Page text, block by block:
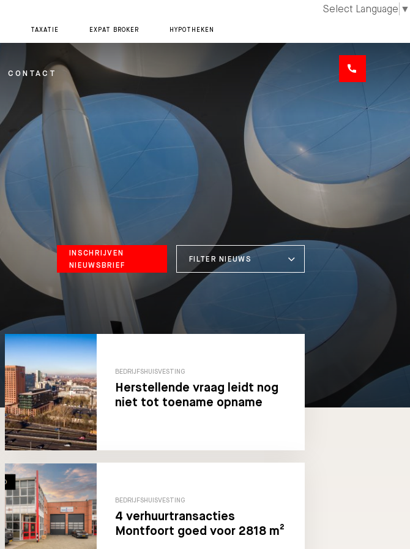
Select Language ▼
TAXATIE EXPAT BROKER HYPOTHEKEN
CONTACT
INSCHRIJVEN
NIEUWSBRIEF
FILTER NIEUWS
BEDRIJFSHUISVESTING
Herstellende vraag leidt nog
niet tot toename opname
BEDRIJFSHUISVESTING
4 verhuurtransacties
Montfoort goed voor 2818 m²